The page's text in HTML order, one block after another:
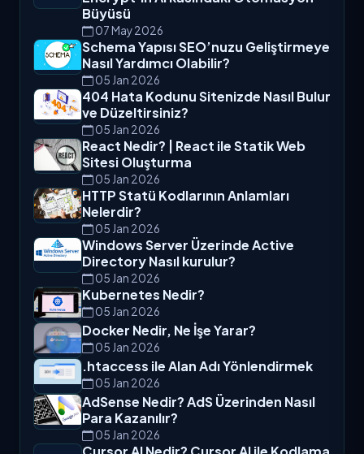
Son Yazılar
ACME Protokolü Nedir? Let’s
Encrypt’in Arkasındaki Otomasyon
Büyüsü
07 May 2026
Schema Yapısı SEO’nuzu Geliştirmeye
Nasıl Yardımcı Olabilir?
05 Jan 2026
404 Hata Kodunu Sitenizde Nasıl Bulur
ve Düzeltirsiniz?
05 Jan 2026
React Nedir? | React ile Statik Web
Sitesi Oluşturma
05 Jan 2026
HTTP Statü Kodlarının Anlamları
Nelerdir?
05 Jan 2026
Windows Server Üzerinde Active
Directory Nasıl kurulur?
05 Jan 2026
Kubernetes Nedir?
05 Jan 2026
Docker Nedir, Ne İşe Yarar?
05 Jan 2026
.htaccess ile Alan Adı Yönlendirmek
05 Jan 2026